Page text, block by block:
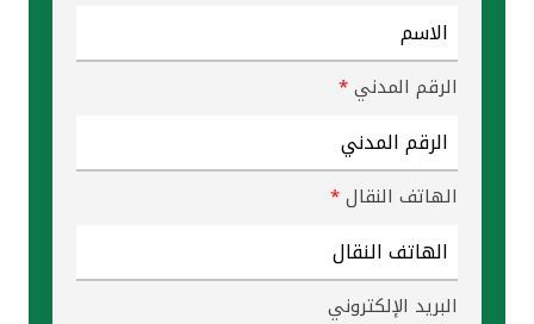
القنوات المصرفية
أدوات وخدمات
خدمات ما بعد البيع
اتصل بنا
الرقم المدني*
الهاتف النقال*
البريد الإلكتروني